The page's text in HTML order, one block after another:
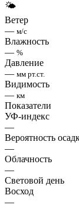
🌤
Ветер
— м/с
Влажность
— %
Давление
— мм рт.ст.
Видимость
— км
Показатели
УФ-индекс
—
Вероятность
—
Облачность
—
Световой день
Восход
—